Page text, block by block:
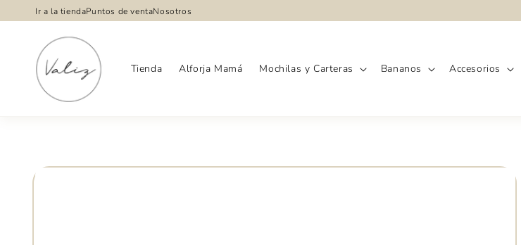
directamente
Ir a la tiendaPuntos de ventaNosotros
Tienda Alforja Mamá Mochilas y Carteras Bananos Accesorios
directamente